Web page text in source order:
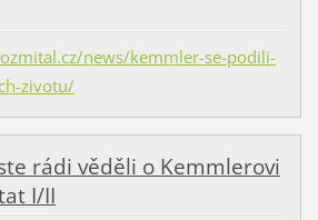
news/kemmler-se-podili-
zivotu/
rádi věděli o Kemmlerovi
I/II